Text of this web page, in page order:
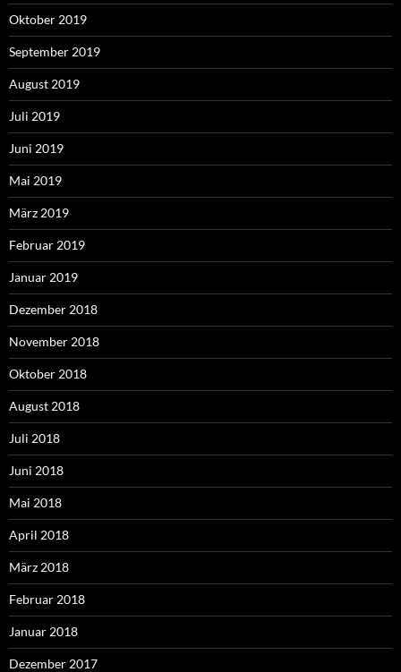
Oktober 2019
September 2019
August 2019
Juli 2019
Juni 2019
Mai 2019
März 2019
Februar 2019
Januar 2019
Dezember 2018
November 2018
Oktober 2018
August 2018
Juli 2018
Juni 2018
Mai 2018
April 2018
März 2018
Februar 2018
Januar 2018
Dezember 2017